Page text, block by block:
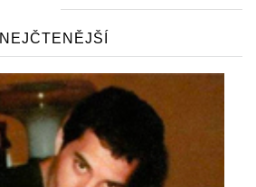
NEJČTENĚJŠÍ